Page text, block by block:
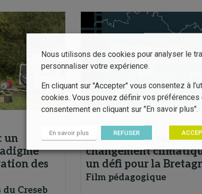
un
des
Creseb
Ressource en eau et
changement
un défi pour la
Film pédagogique
Nous utilisons des cookies pour analyser le
personnaliser votre expérience.
En cliquant sur "Accepter" vous consentez à
cookies. Vous pouvez définir vos préférences
consentement en cliquant sur "En savoir plus".
En savoir plus REFUSER